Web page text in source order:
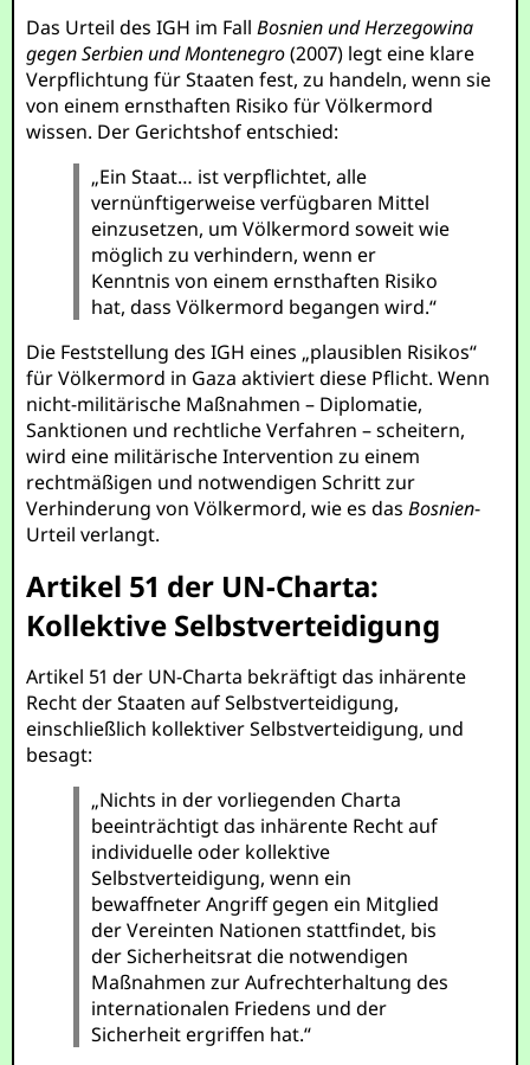
Das Urteil des IGH im FallBosnien und Herzegowina
gegen Serbien und Montenegro(2007) legt eine klare
Verpflichtung für Staaten fest, zu handeln, wenn sie
von einem ernsthaften Risiko für Völkermord
wissen. Der Gerichtshof entschied:
„Ein Staat… ist verpflichtet, alle
vernünftigerweise verfügbaren Mittel
einzusetzen, um Völkermord soweit wie
möglich zu verhindern, wenn er
Kenntnis von einem ernsthaften Risiko
hat, dass Völkermord begangen wird.“
Die Feststellung des IGH eines „plausiblen Risikos“
für Völkermord in Gaza aktiviert diese Pflicht. Wenn
nicht-militärische Maßnahmen – Diplomatie,
Sanktionen und rechtliche Verfahren – scheitern,
wird eine militärische Intervention zu einem
rechtmäßigen und notwendigen Schritt zur
Verhinderung von Völkermord, wie es dasBosnien-
Urteil verlangt.
Artikel 51 der UN-Charta:
Kollektive Selbstverteidigung
Artikel 51 der UN-Charta bekräftigt das inhärente
Recht der Staaten auf Selbstverteidigung,
einschließlich kollektiver Selbstverteidigung, und
besagt:
„Nichts in der vorliegenden Charta
beeinträchtigt das inhärente Recht auf
individuelle oder kollektive
Selbstverteidigung, wenn ein
bewaffneter Angriff gegen ein Mitglied
der Vereinten Nationen stattfindet, bis
der Sicherheitsrat die notwendigen
Maßnahmen zur Aufrechterhaltung des
internationalen Friedens und der
Sicherheit ergriffen hat.“